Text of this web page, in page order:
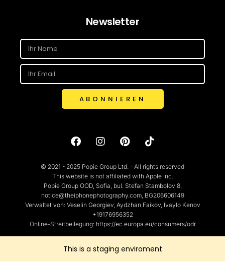
Newsletter
ABONNIEREN
© 2021 - 2025 Popie Group Ltd. - All rights reserved
This website is not affiliated with Apple Inc.
Popie Group OOD, Sofia, bul. Stefan Stambolov 8,
notice@theiphonephotography.com, BG206606149
Verwaltet von: Veselin Georgiev, Aydzhan Faikov, Ivaylo Kenov
+19176956352
Online-Streitbeilegung: https://ec.europa.eu/consumers/odr
This is a staging enviroment